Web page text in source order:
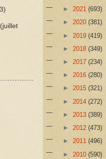
(juillet
► 2021 (693)
► 2020 (381)
► 2019 (419)
► 2018 (349)
► 2017 (234)
► 2016 (280)
► 2015 (321)
► 2014 (272)
► 2013 (389)
► 2012 (473)
► 2011 (496)
► 2010 (590)